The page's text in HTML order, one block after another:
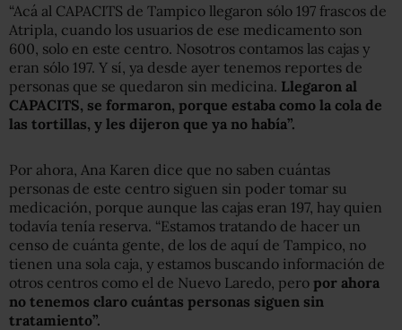
“Acá al CAPACITS de Tampico llegaron sólo 197 frascos de
Atripla, cuando los usuarios de ese medicamento son
600, solo en este centro. Nosotros contamos las cajas y
eran sólo 197. Y sí, ya desde ayer tenemos reportes de
personas que se quedaron sin medicina. Llegaron al
CAPACITS, se formaron, porque estaba como la cola de
las tortillas, y les dijeron que ya no había”.
Por ahora, Ana Karen dice que no saben cuántas
personas de este centro siguen sin poder tomar su
medicación, porque aunque las cajas eran 197, hay quien
todavía tenía reserva. “Estamos tratando de hacer un
censo de cuánta gente, de los de aquí de Tampico, no
tienen una sola caja, y estamos buscando información de
otros centros como el de Nuevo Laredo, pero por ahora
no tenemos claro cuántas personas siguen sin
tratamiento”.